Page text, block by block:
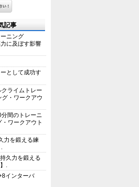
記事
ニング
に及ぼす影響
として成功す
ライムトレー
・ワークアウ
間のトレーニ
ワークアウト
力を鍛える練
久力を鍛える
.
インターバ